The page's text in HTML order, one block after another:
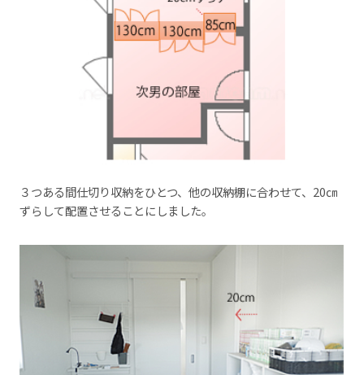
３つある間仕切り収納をひとつ、他の収納棚に合わせて、20㎝
ずらして配置させることにしました。